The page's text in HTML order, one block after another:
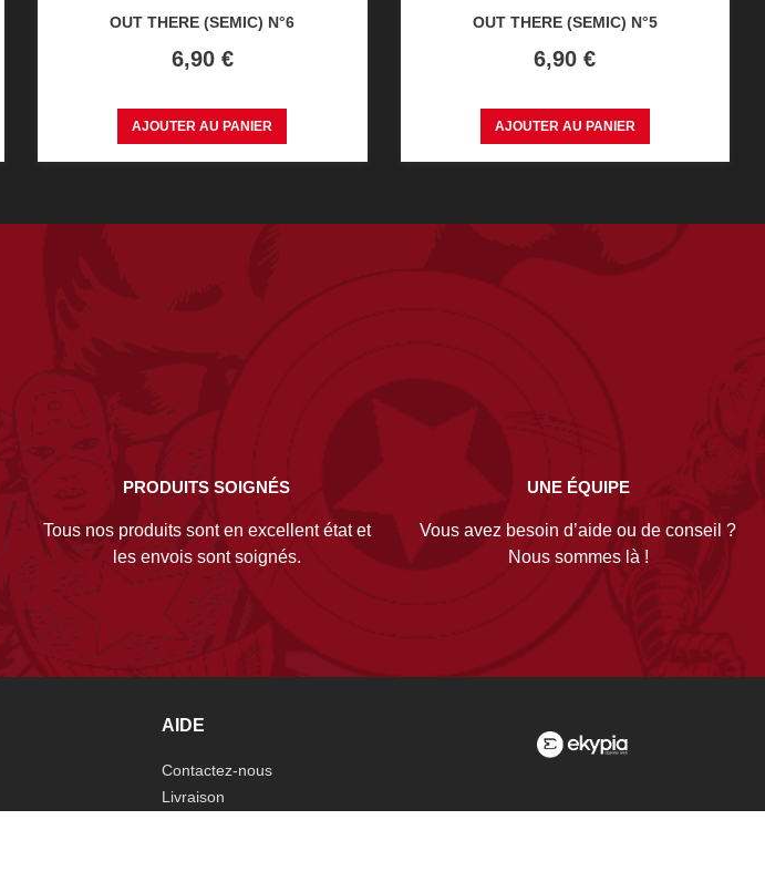
OUT THERE (SEMIC) N°6
Prix
6,90 €
AJOUTER AU PANIER
OUT THERE (SEMIC) N°5
Prix
6,90 €
AJOUTER AU PANIER
PRODUITS SOIGNÉS
Tous nos produits sont en excellent état et
les envois sont soignés.
UNE ÉQUIPE
Vous avez besoin d’aide ou de conseil ?
Nous sommes là !
AIDE
Contactez-nous
Livraison